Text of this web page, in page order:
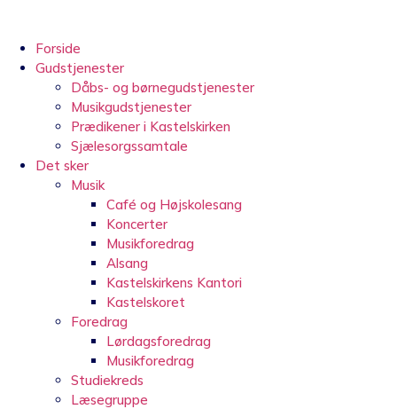
indholdForside
Gudstjenester
Dåbs- og børnegudstjenester
Musikgudstjenester
Prædikener i Kastelskirken
Sjælesorgssamtale
Det sker
Musik
Café og Højskolesang
Koncerter
Musikforedrag
Alsang
Kastelskirkens Kantori
Kastelskoret
Foredrag
Lørdagsforedrag
Musikforedrag
Studiekreds
Læsegruppe